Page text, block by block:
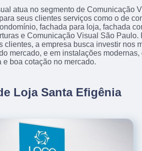
atua no segmento de Comunicação
seus clientes serviços como o de
fachada para loja, fachada
e Comunicação Visual São Paulo.
clientes, a empresa busca investir nos
mercado, e em instalações
e boa cotação no mercado.
Loja Santa Efigênia